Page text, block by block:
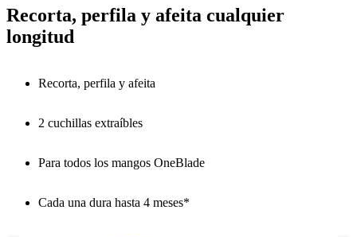
Recorta, perfila y afeita cualquier
longitud
Recorta, perfila y afeita
2 cuchillas extraíbles
Para todos los mangos OneBlade
Cada una dura hasta 4 meses*